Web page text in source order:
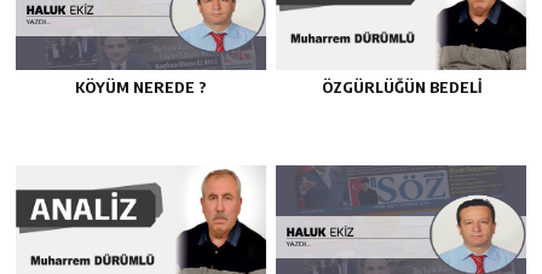
KÖYÜM NEREDE ? ÖZGÜRLÜĞÜN BEDELİ